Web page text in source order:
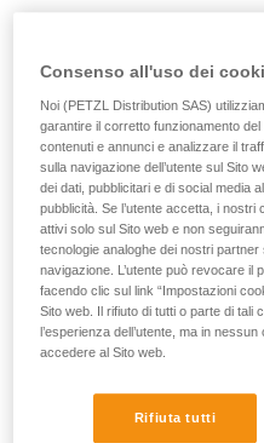
assicuratore al mondo"…
Consenso all'uso dei
Noi (PETZL Distribution SAS)
garantire il corretto funzionamento
contenuti e annunci e analizzare il
sulla navigazione dell’utente sul Sito
dei dati, pubblicitari e di social media
pubblicità. Se l’utente accetta, i
attivi solo sul Sito web e non
tecnologie analoghe dei nostri partner
navigazione. L’utente può revocare il
facendo clic sul link “Impostazioni
Sito web. Il rifiuto di tutti o parte di tali
l’esperienza dell’utente, ma in
accedere al Sito web.
Rifiuta tutti